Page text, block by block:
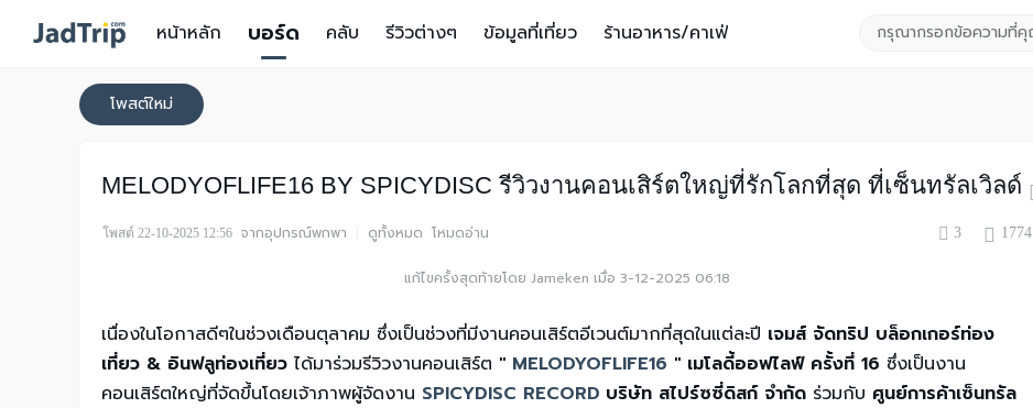
หน้าหลัก บอร์ด คลับ รีวิวต่างๆ ข้อมูลที่เที่ยว ร้านอาหาร/คาเฟ่
โพสต์ใหม่
MELODYOFLIFE16 BY SPICYDISC รีวิวงานคอนเสิร์ตใหญ่ที่รักโลกที่สุด ที่เซ็นทรัลเวิลด์
1774
3
โพสต์ 22-10-2025 12:56 จากอุปกรณ์พกพา ดูทั้งหมด โหมดอ่าน
แก้ไขครั้งสุดท้ายโดย Jameken เมื่อ 3-12-2025 06:18
เนื่องในโอกาสดีๆในช่วงเดือนตุลาคม ซึ่งเป็นช่วงที่มีงานคอนเสิร์ตอีเวนต์มากที่สุดในแต่ละปี เจมส์ จัดทริป บล็อกเกอร์ท่อง
เที่ยว & อินฟลูท่องเที่ยว ได้มาร่วมรีวิวงานคอนเสิร์ต '' MELODYOFLIFE16 '' เมโลดี้ออฟไลฟ์ ครั้งที่ 16 ซึ่งเป็นงาน
คอนเสิร์ตใหญ่ที่จัดขึ้นโดยเจ้าภาพผู้จัดงาน SPICYDISC RECORD บริษัท สไปร์ซซี่ดิสก์ จำกัด ร่วมกับ ศูนย์การค้าเซ็นทรัล